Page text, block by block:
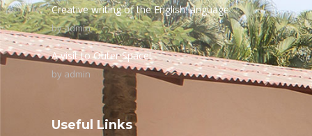
Creative writing of the English language
byadmin
A visit to Outer Space!
by admin
Useful Links